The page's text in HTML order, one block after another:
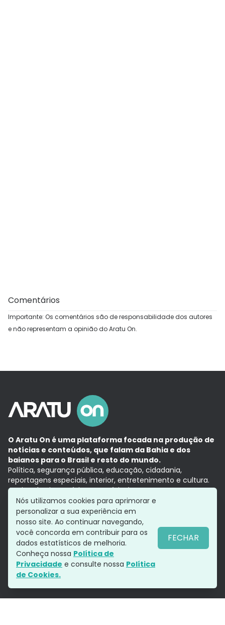
Comentários
Importante: Os comentários são de responsabilidade dos autores
e não representam a opinião do Aratu On.
O Aratu On é uma plataforma focada na produção de
notícias e conteúdos, que falam da Bahia e dos
baianos para o Brasil e resto do mundo.
Política, segurança pública, educação, cidadania,
reportagens especiais, interior, entretenimento e cultura.
Aqui, tudo vira notícia e a notícia é no tempo presente,
com a credibilidade do Grupo Aratu.
Grupo Aratu
Política de privacidade
Siga-nos
Nós utilizamos cookies para aprimorar e
personalizar a sua experiência em
nosso site. Ao continuar navegando,
você concorda em contribuir para os
dados estatísticos de melhoria.
Conheça nossa Política de
Privacidade e consulte nossa Política
de Cookies.
FECHAR